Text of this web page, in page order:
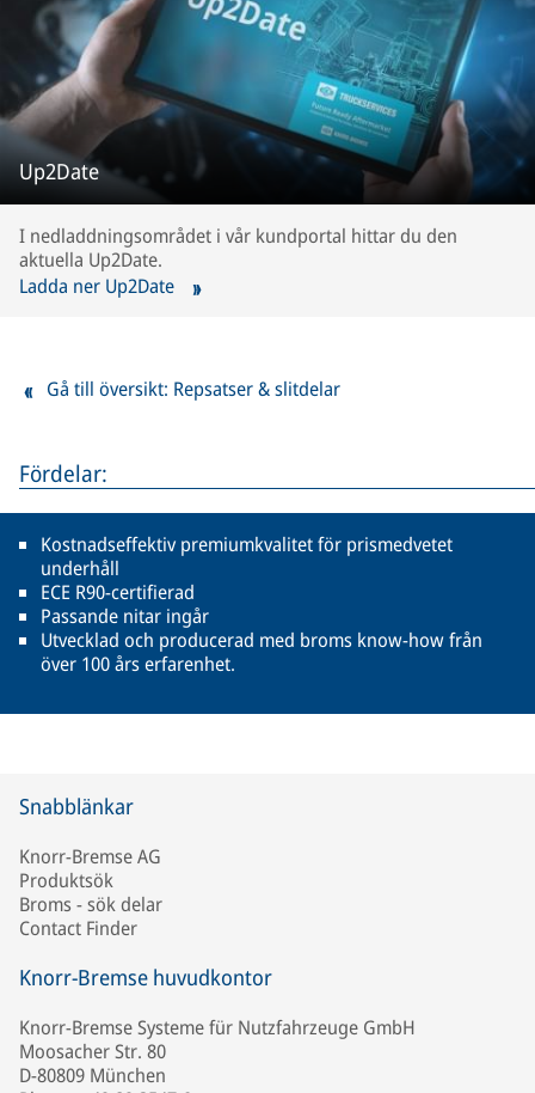
Fördelar:
Kostnadseffektiv premiumkvalitet för prismedvetet
underhåll
ECE R90-certifierad
Passande nitar ingår
Utvecklad och producerad med broms know-how från
över 100 års erfarenhet.
Up2Date
I nedladdningsområdet i vår kundportal hittar du den
aktuella Up2Date.
Ladda ner Up2Date
Gå till översikt: Repsatser & slitdelar
Snabblänkar
Knorr-Bremse AG
Produktsök
Broms - sök delar
Contact Finder
Knorr-Bremse huvudkontor
Knorr-Bremse Systeme für Nutzfahrzeuge GmbH
Moosacher Str. 80
D-80809 München